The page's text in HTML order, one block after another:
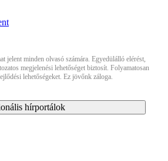
jelent minden olvasó számára. Egyedülálló elérést,
megjelenési lehetőséget biztosít. Folyamatosan
lehetőségeket. Ez jövőnk záloga.
hírportálok